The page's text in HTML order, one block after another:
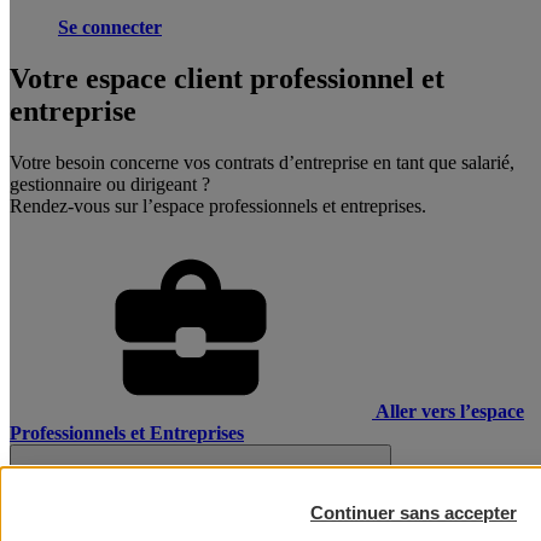
Se connecter
Votre espace client professionnel et
entreprise
Votre besoin concerne vos contrats d’entreprise en tant que salarié,
gestionnaire ou dirigeant ?
Rendez-vous sur l’espace professionnels et entreprises.
Aller vers l’espace
Professionnels et Entreprises
Continuer sans accepter